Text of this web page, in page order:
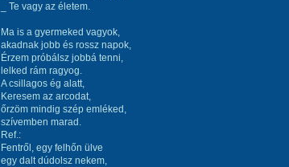
_ Te vagy az életem.
Ma is a gyermeked vagyok,
akadnak jobb és rossz napok,
Érzem próbálsz jobbá tenni,
lelked rám ragyog.
A csillagos ég alatt,
Keresem az arcodat,
őrzöm mindig szép emléked,
szívemben marad.
Ref.:
Fentről, egy felhőn ülve
egy dalt dúdolsz nekem,